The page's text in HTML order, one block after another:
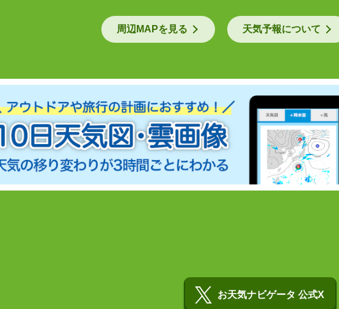
周辺MAPを見る 天気予報について
お天気ナビゲータ 公式X